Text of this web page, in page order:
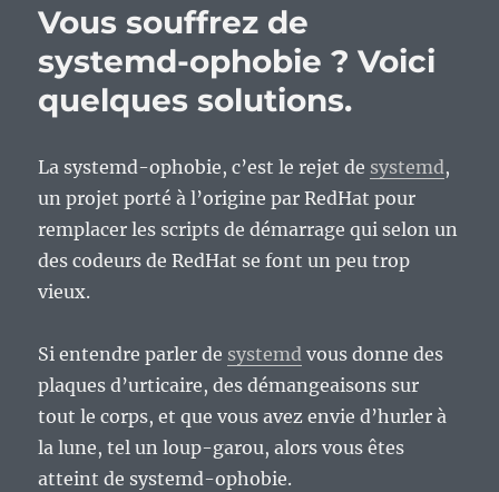
Vous souffrez de
systemd-ophobie ? Voici
quelques solutions.
La systemd-ophobie, c’est le rejet de systemd,
un projet porté à l’origine par RedHat pour
remplacer les scripts de démarrage qui selon un
des codeurs de RedHat se font un peu trop
vieux.
Si entendre parler de systemd vous donne des
plaques d’urticaire, des démangeaisons sur
tout le corps, et que vous avez envie d’hurler à
la lune, tel un loup-garou, alors vous êtes
atteint de systemd-ophobie.